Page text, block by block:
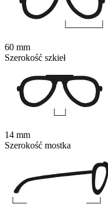
60 mm
Szerokość szkieł
14 mm
Szerokość mostka